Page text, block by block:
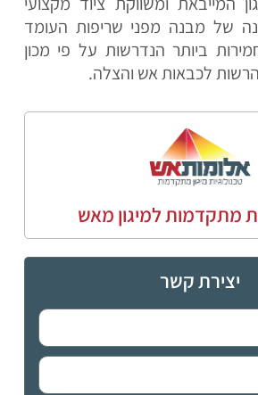
של מבנה מפני שריפות העומד
ביותר הנדרשות על פי מכון
לכבאות אש והצלה.
מתקדמות למיגון מאש
יצירת קשר